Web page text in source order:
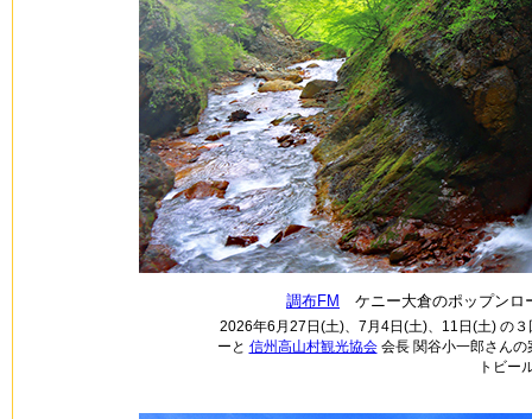
調布FM ケニー大倉のポップンロ
2026年6月27日(土)、7月4日(土)、11日(土) の
ーと 信州高山村観光協会会長 関谷小一郎さんの
トビー